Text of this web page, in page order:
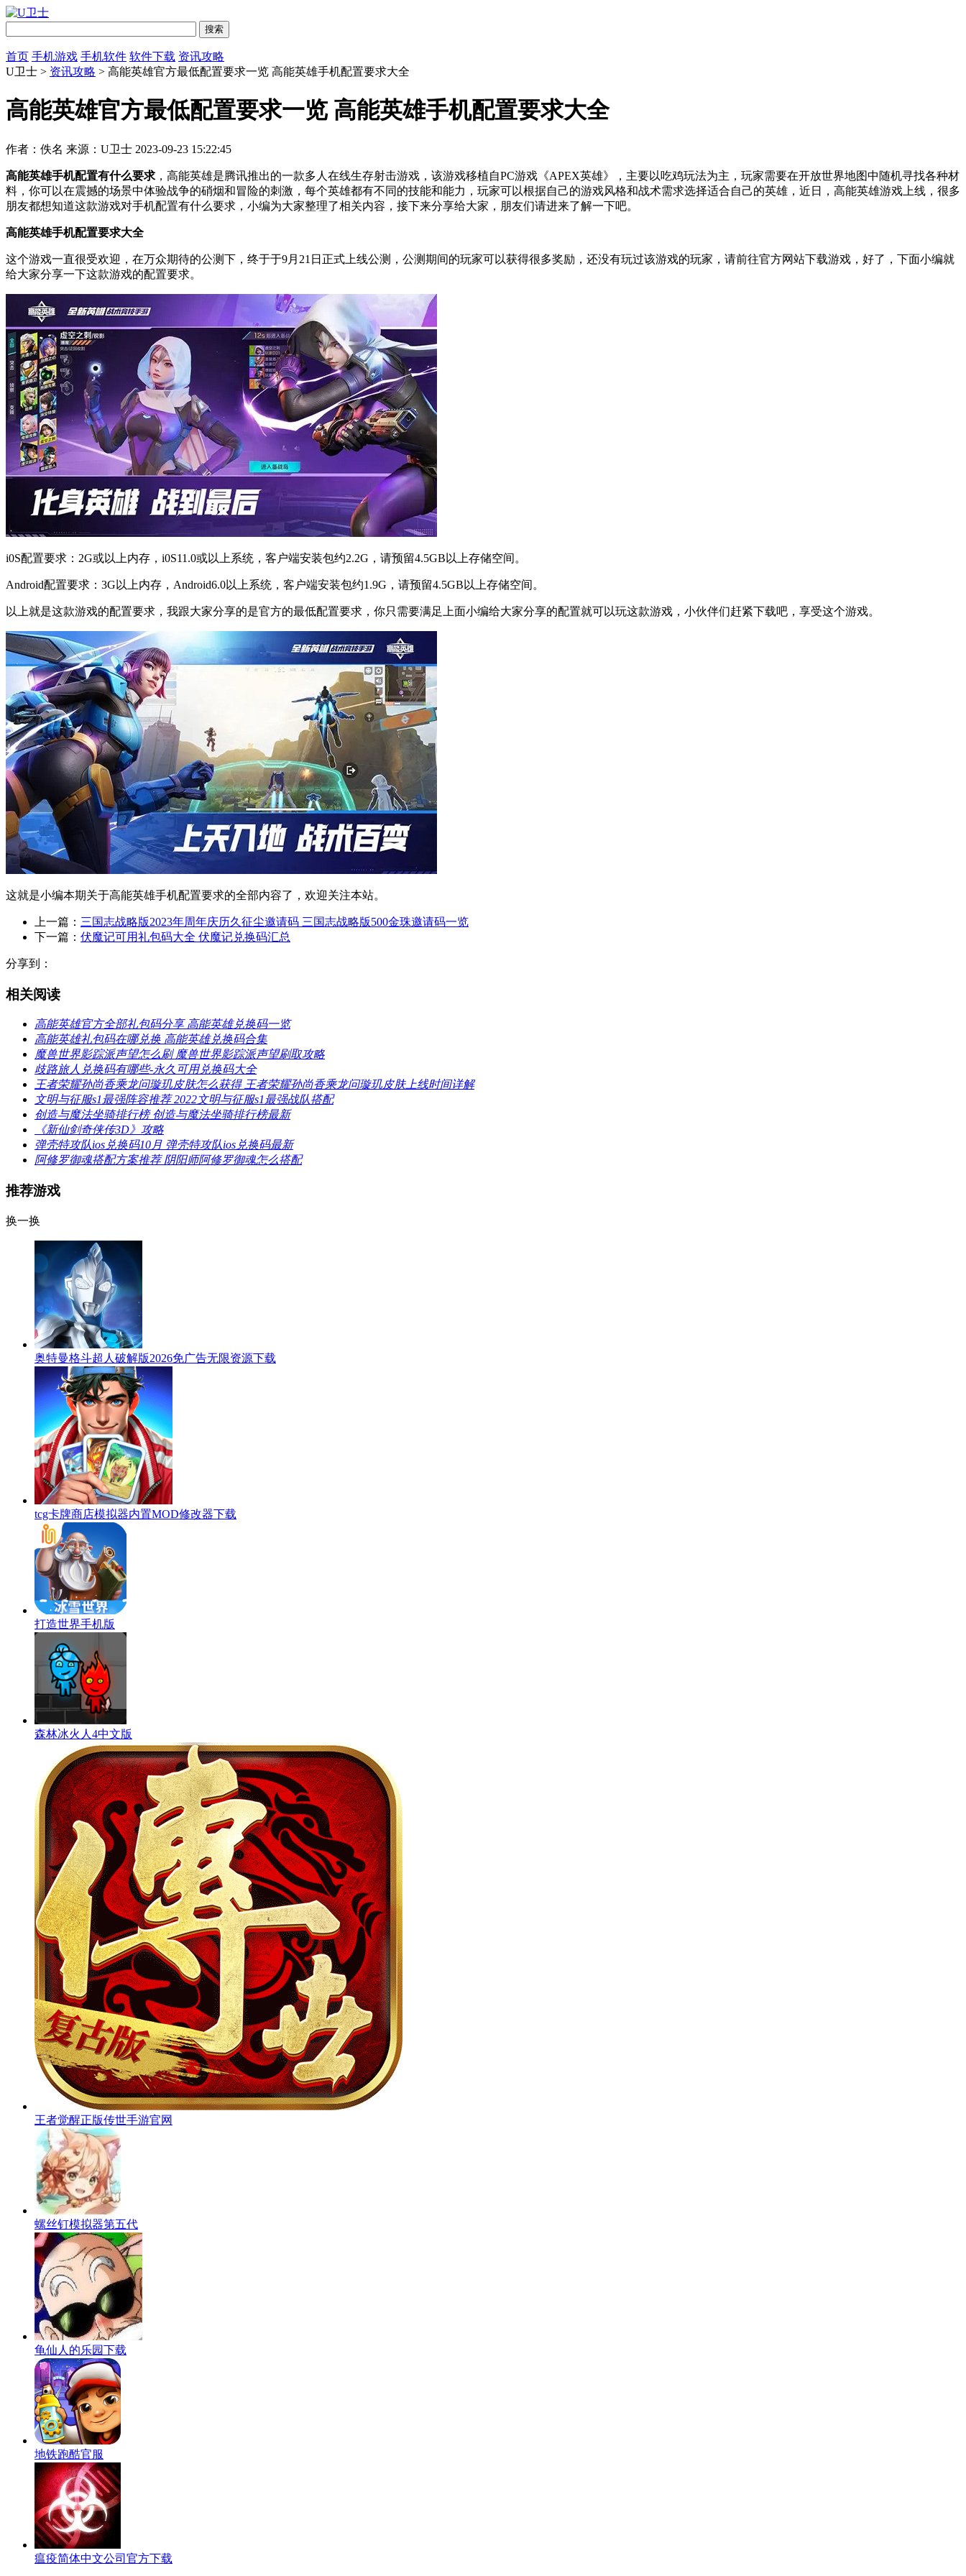
首页 手机游戏 手机软件 软件下载 资讯攻略
U卫士 > 资讯攻略 > 高能英雄官方最低配置要求一览 高能英雄手机配置要求大全
高能英雄官方最低配置要求一览 高能英雄手机配置要求大全
作者：佚名 来源：U卫士 2023-09-23 15:22:45
高能英雄手机配置有什么要求 ，高能英雄是腾讯推出的一款多人在线生存射击游戏，该游戏移植自PC游戏《APEX英雄》，主要以吃鸡玩法为主，玩家需要在开放世界地图中随机寻找各种材
料，你可以在震撼的场景中体验战争的硝烟和冒险的刺激，每个英雄都有不同的技能和能力，玩家可以根据自己的游戏风格和战术需求选择适合自己的英雄，近日，高能英雄游戏上线，很多
朋友都想知道这款游戏对手机配置有什么要求，小编为大家整理了相关内容，接下来分享给大家，朋友们请进来了解一下吧。
高能英雄手机配置要求大全
这个游戏一直很受欢迎，在万众期待的公测下，终于于9月21日正式上线公测，公测期间的玩家可以获得很多奖励，还没有玩过该游戏的玩家，请前往官方网站下载游戏，好了，下面小编就
给大家分享一下这款游戏的配置要求。
i0S配置要求：2G或以上内存，i0S11.0或以上系统，客户端安装包约2.2G，请预留4.5GB以上存储空间。
Android配置要求：3G以上内存，Android6.0以上系统，客户端安装包约1.9G，请预留4.5GB以上存储空间。
以上就是这款游戏的配置要求，我跟大家分享的是官方的最低配置要求，你只需要满足上面小编给大家分享的配置就可以玩这款游戏，小伙伴们赶紧下载吧，享受这个游戏。
这就是小编​​本期关于高能英雄手机配置要求的全部内容了，欢迎关注本站。
上一篇： 三国志战略版2023年周年庆历久征尘邀请码 三国志战略版500金珠邀请码一览
下一篇： 伏魔记可用礼包码大全 伏魔记兑换码汇总
分享到：
相关阅读
高能英雄官方全部礼包码分享 高能英雄兑换码一览
高能英雄礼包码在哪兑换 高能英雄兑换码合集
魔兽世界影踪派声望怎么刷 魔兽世界影踪派声望刷取攻略
歧路旅人兑换码有哪些-永久可用兑换码大全
王者荣耀孙尚香乘龙问璇玑皮肤怎么获得 王者荣耀孙尚香乘龙问璇玑皮肤上线时间详解
文明与征服s1最强阵容推荐 2022文明与征服s1最强战队搭配
创造与魔法坐骑排行榜 创造与魔法坐骑排行榜最新
《新仙剑奇侠传3D》攻略
弹壳特攻队ios兑换码10月 弹壳特攻队ios兑换码最新
阿修罗御魂搭配方案推荐 阴阳师阿修罗御魂怎么搭配
推荐游戏
换一换
奥特曼格斗超人破解版2026免广告无限资源下载
tcg卡牌商店模拟器内置MOD修改器下载
打造世界手机版
森林冰火人4中文版
王者觉醒正版传世手游官网
螺丝钉模拟器第五代
龟仙人的乐园下载
地铁跑酷官服
瘟疫简体中文公司官方下载